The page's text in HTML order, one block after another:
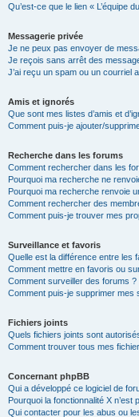
Qu’est-ce que le lien « L’équipe
Messagerie privée
Je ne peux pas envoyer de
Je reçois sans arrêt des
J’ai reçu un spam ou un courriel
Amis et ignorés
Que sont mes listes d’amis et
Comment puis-je ajouter/
Recherche dans les forums
Comment rechercher dans les
Pourquoi ma recherche ne
Pourquoi ma recherche renvoie
Comment rechercher des
Comment puis-je trouver mes
Surveillance et favoris
Quelle est la différence entre les
Comment mettre en favoris ou
Comment surveiller des forums ?
Comment puis-je supprimer mes
Fichiers joints
Quels fichiers joints sont
Comment trouver tous mes
Concernant phpBB
Qui a développé ce logiciel de
Pourquoi la fonctionnalité X n’est
Qui contacter pour les abus ou